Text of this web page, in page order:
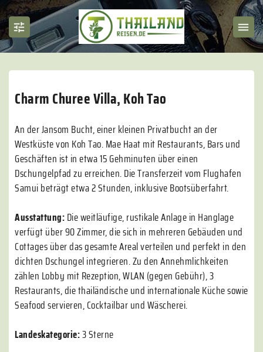
Charm Churee Villa, Koh Tao
An der Jansom Bucht, einer kleinen Privatbucht an der
Westküste von Koh Tao. Mae Haat mit Restaurants, Bars und
Geschäften ist in etwa 15 Gehminuten über einen
Dschungelpfad zu erreichen. Die Transferzeit vom Flughafen
Samui beträgt etwa 2 Stunden, inklusive Bootsüberfahrt.
Ausstattung:Die weitläufige, rustikale Anlage in Hanglage
verfügt über 90 Zimmer, die sich in mehreren Gebäuden und
Cottages über das gesamte Areal verteilen und perfekt in den
dichten Dschungel integrieren. Zu den Annehmlichkeiten
zählen Lobby mit Rezeption, WLAN (gegen Gebühr), 3
Restaurants, die thailändische und internationale Küche sowie
Seafood servieren, Cocktailbar und Wäscherei.
Landeskategorie:3 Sterne